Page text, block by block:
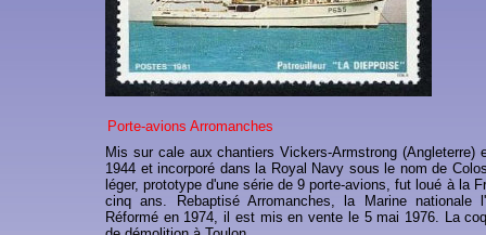
Mis sur cale aux chantiers Vickers-Armstrong (Angleterre)
1944 et incorporé dans la Royal Navy sous le nom de
léger, prototype d'une série de 9 porte-avions, fut loué à la
cinq ans. Rebaptisé Arromanches, la Marine nationale
Réformé en 1974, il est mis en vente le 5 mai 1976. La
Porte-avions Arromanches